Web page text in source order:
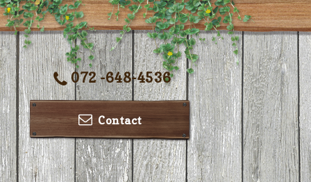
072 -648-4536
Contact